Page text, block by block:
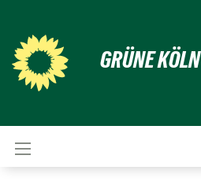
GRÜNE KÖLN